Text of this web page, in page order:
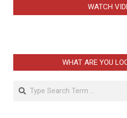
WATCH
WHAT ARE YOU
Search